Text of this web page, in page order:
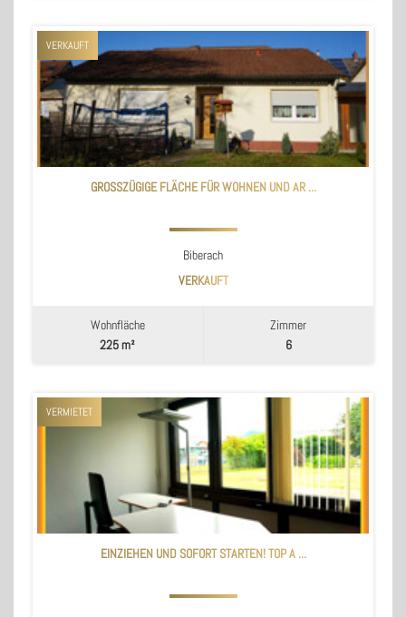
VERKAUFT
GROSSZÜGIGE FLÄCHE FÜR WOHNEN UND AR ...
Biberach
VERKAUFT
Wohnfläche
225 m²
Zimmer
6
VERMIETET
EINZIEHEN UND SOFORT STARTEN! TOP A ...